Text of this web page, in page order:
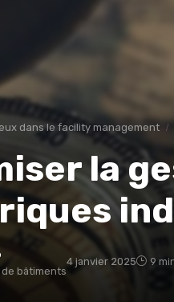
dans le facility management
la
bâtiments
4 janvier 2025 9